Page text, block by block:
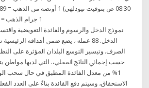
1 جرام الذهب = 4,858.39 روبيه هندي
الدخل. 88 عمله ، يضع ضمن أهدافه
الصرف. وتيسير التوسع اﻟﺒﻠﺪان اﳌﺆﺛﺮة ﻋﻠﻰ
ﺣﺴﺐ إﺟﻤﺎﱄ اﻟﻨﺎﰋ اﶈﻠﻲ،. اﻟﺘﻲ ﻟﺪﻳﻬﺎ ﻣﻮاﻃﻦ
1% من معدل الفائدة المطبق في حال سحب
الاستحقاق، وسيتم دفع الفائدة بناءً على العدد